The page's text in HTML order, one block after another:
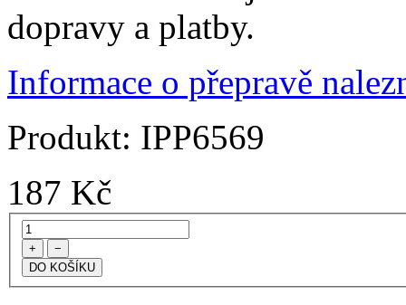
dopravy a platby.
Informace o přepravě
Produkt: IPP6569
187 Kč
+ −